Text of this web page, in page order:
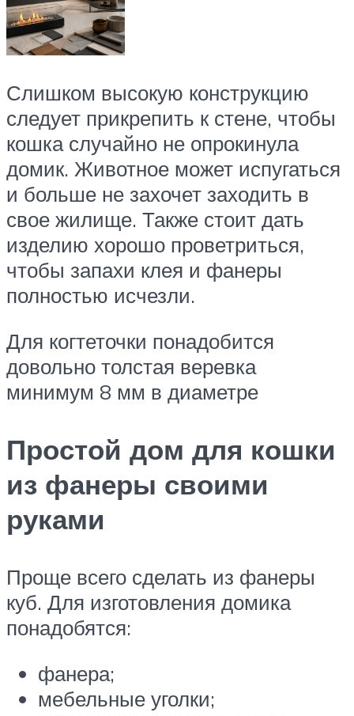
Слишком высокую конструкцию
следует прикрепить к стене, чтобы
кошка случайно не опрокинула
домик. Животное может испугаться
и больше не захочет заходить в
свое жилище. Также стоит дать
изделию хорошо проветриться,
чтобы запахи клея и фанеры
полностью исчезли.
Для когтеточки понадобится
довольно толстая веревка
минимум 8 мм в диаметре
Простой дом для кошки
из фанеры своими
руками
Проще всего сделать из фанеры
куб. Для изготовления домика
понадобятся:
фанера;
мебельные уголки;